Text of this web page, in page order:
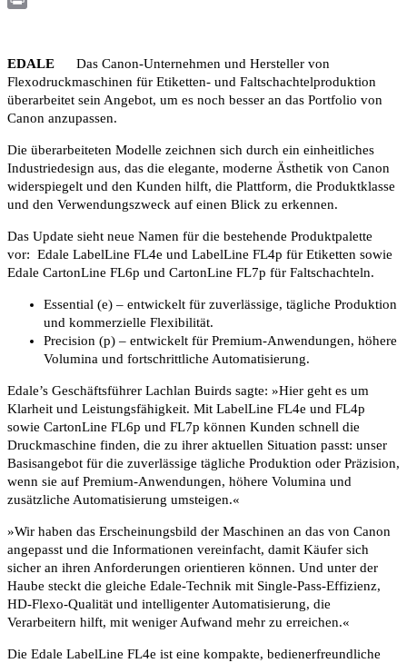
EDALE Das Canon-Unternehmen und Hersteller von
Flexodruckmaschinen für Etiketten- und Faltschachtelproduktion
überarbeitet sein Angebot, um es noch besser an das Portfolio von
Canon anzupassen.
Die überarbeiteten Modelle zeichnen sich durch ein einheitliches
Industriedesign aus, das die elegante, moderne Ästhetik von Canon
widerspiegelt und den Kunden hilft, die Plattform, die Produktklasse
und den Verwendungszweck auf einen Blick zu erkennen.
Das Update sieht neue Namen für die bestehende Produktpalette
vor: Edale LabelLine FL4e und LabelLine FL4p für Etiketten sowie
Edale CartonLine FL6p und CartonLine FL7p für Faltschachteln.
Essential (e) – entwickelt für zuverlässige, tägliche Produktion
und kommerzielle Flexibilität.
Precision (p) – entwickelt für Premium-Anwendungen, höhere
Volumina und fortschrittliche Automatisierung.
Edale’s Geschäftsführer Lachlan Buirds sagte: »Hier geht es um
Klarheit und Leistungsfähigkeit. Mit LabelLine FL4e und FL4p
sowie CartonLine FL6p und FL7p können Kunden schnell die
Druckmaschine finden, die zu ihrer aktuellen Situation passt: unser
Basisangebot für die zuverlässige tägliche Produktion oder Präzision,
wenn sie auf Premium-Anwendungen, höhere Volumina und
zusätzliche Automatisierung umsteigen.«
»Wir haben das Erscheinungsbild der Maschinen an das von Canon
angepasst und die Informationen vereinfacht, damit Käufer sich
sicher an ihren Anforderungen orientieren können. Und unter der
Haube steckt die gleiche Edale-Technik mit Single-Pass-Effizienz,
HD-Flexo-Qualität und intelligenter Automatisierung, die
Verarbeitern hilft, mit weniger Aufwand mehr zu erreichen.«
Die Edale LabelLine FL4e ist eine kompakte, bedienerfreundliche